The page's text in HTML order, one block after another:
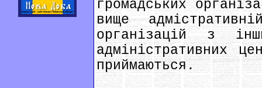
громадських
вище
організацій з
адміністративних
приймаються.